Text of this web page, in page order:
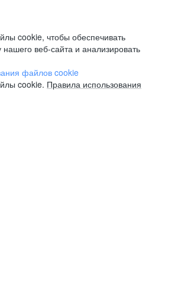
cookie, чтобы обеспечивать
веб-сайта и анализировать
файлов cookie
cookie. Правила использования